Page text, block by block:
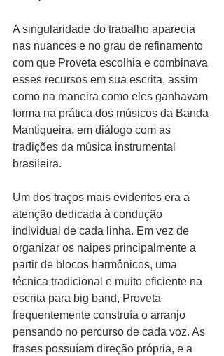
A singularidade do trabalho aparecia
nas nuances e no grau de refinamento
com que Proveta escolhia e combinava
esses recursos em sua escrita, assim
como na maneira como eles ganhavam
forma na prática dos músicos da Banda
Mantiqueira, em diálogo com as
tradições da música instrumental
brasileira.
Um dos traços mais evidentes era a
atenção dedicada à condução
individual de cada linha. Em vez de
organizar os naipes principalmente a
partir de blocos harmônicos, uma
técnica tradicional e muito eficiente na
escrita para big band, Proveta
frequentemente construía o arranjo
pensando no percurso de cada voz. As
frases possuíam direção própria, e a